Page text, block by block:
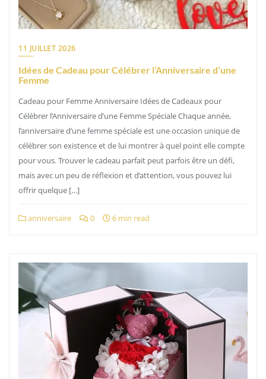
11 JUILLET 2026
Idées de Cadeau pour Célébrer l’Anniversaire d’une
Femme
Cadeau pour Femme Anniversaire Idées de Cadeaux pour
Célébrer l’Anniversaire d’une Femme Spéciale Chaque année,
l’anniversaire d’une femme spéciale est une occasion unique de
célébrer son existence et de lui montrer à quel point elle compte
pour vous. Trouver le cadeau parfait peut parfois être un défi,
mais avec un peu de réflexion et d’attention, vous pouvez lui
offrir quelque […]
anniversaire 0 6 min read